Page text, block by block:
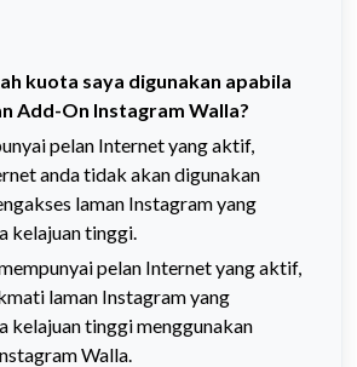
kuota saya digunakan apabila
Add-On Instagram Walla?
pelan Internet yang aktif,
anda tidak akan digunakan
laman Instagram yang
kelajuan tinggi.
pelan Internet yang aktif,
laman Instagram yang
kelajuan tinggi menggunakan
Walla.